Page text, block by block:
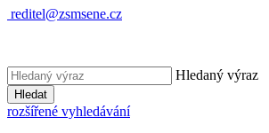
reditel@zsmsene.cz
Hledaný výraz
Hledat
rozšířené vyhledávání